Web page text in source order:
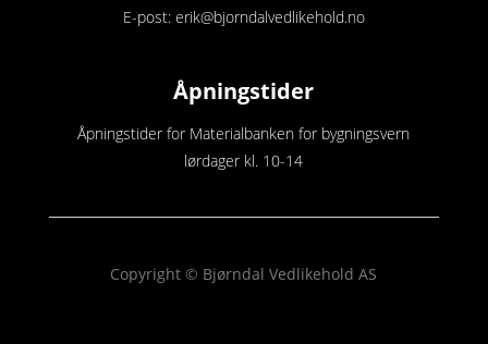
E-post: erik@bjorndalvedlikehold.no
Åpningstider
Åpningstider for Materialbanken for bygningsvern
lørdager kl. 10-14
Copyright © Bjørndal Vedlikehold AS